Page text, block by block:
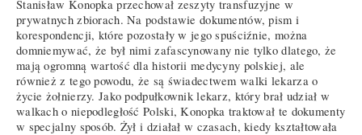
Stanisław Konopka przechował zeszyty transfuzyjne w
prywatnych zbiorach. Na podstawie dokumentów, pism i
korespondencji, które pozostały w jego spuściźnie, można
domniemywać, że był nimi zafascynowany nie tylko dlatego, że
mają ogromną wartość dla historii medycyny polskiej, ale
również z tego powodu, że są świadectwem walki lekarza o
życie żołnierzy. Jako podpułkownik lekarz, który brał udział w
walkach o niepodległość Polski, Konopka traktował te dokumenty
w specjalny sposób. Żył i działał w czasach, kiedy kształtowała